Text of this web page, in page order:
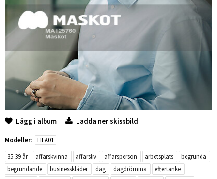
Lägg i album Ladda ner skissbild
Modeller:
LIFA01
35-39 år
affärskvinna affärsliv affärsperson arbetsplats
begrunda
begrundande
businesskläder dag dagdrömma
eftertanke